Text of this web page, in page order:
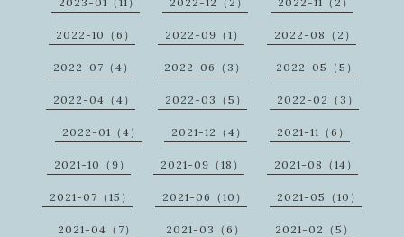
2022-10（6） 2022-09（1） 2022-08（2）
2022-07（4） 2022-06（3） 2022-05（5）
2022-04（4） 2022-03（5） 2022-02（3）
2022-01（4） 2021-12（4） 2021-11（6）
2021-10（9） 2021-09（18） 2021-08（14）
2021-07（15） 2021-06（10） 2021-05（10）
2021-04（7） 2021-03（6） 2021-02（5）